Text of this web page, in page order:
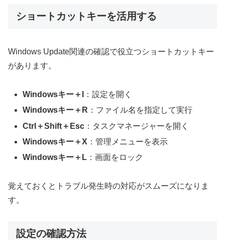
ショートカットキーを活用する
Windows Update関連の確認で役立つショートカットキー
があります。
Windowsキー＋I
：設定を開く
Windowsキー＋R ：ファイル名を指定して実行
Ctrl＋Shift＋Esc ：タスクマネージャーを開く
Windowsキー＋X ：管理メニューを表示
Windowsキー＋L ：画面をロック
覚えておくとトラブル発生時の対応がスムーズになりま
す。
設定の確認方法